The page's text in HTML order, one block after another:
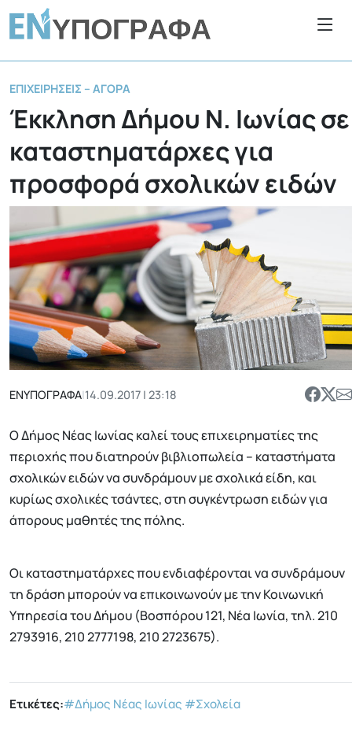
ΕΠΙΧΕΙΡΉΣΕΙΣ – ΑΓΟΡΆ
Έκκληση Δήμου Ν. Ιωνίας σε
καταστηματάρχες για
προσφορά σχολικών ειδών
ΕΝΥΠΟΓΡΑΦΑ|14.09.2017 | 23:18
Ο Δήμος Νέας Ιωνίας καλεί τους επιχειρηματίες της
περιοχής που διατηρούν βιβλιοπωλεία – καταστήματα
σχολικών ειδών να συνδράμουν με σχολικά είδη, και
κυρίως σχολικές τσάντες, στη συγκέντρωση ειδών για
άπορους μαθητές της πόλης.
Οι καταστηματάρχες που ενδιαφέρονται να συνδράμουν
τη δράση μπορούν να επικοινωνούν με την Κοινωνική
Υπηρεσία του Δήμου (Βοσπόρου 121, Νέα Ιωνία, τηλ. 210
2793916, 210 2777198, 210 2723675).
Ετικέτες:#Δήμος Νέας Ιωνίας #Σχολεία